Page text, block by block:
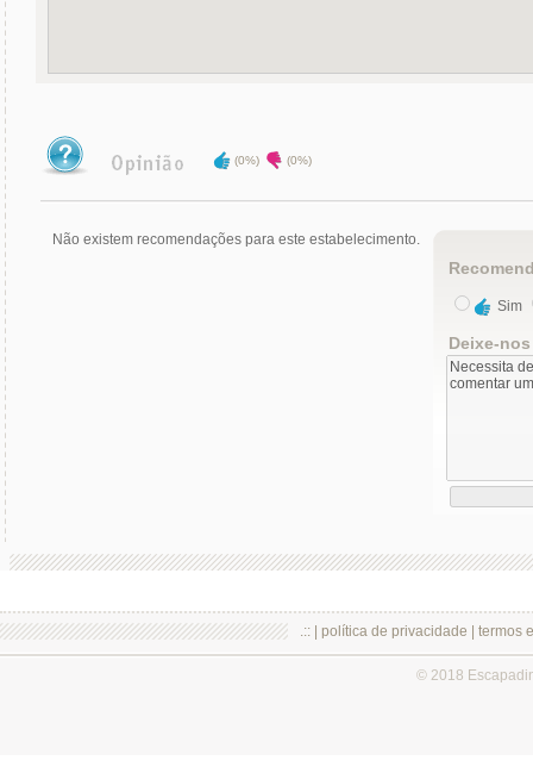
(0%) (0%)
Não existem recomendações para este estabelecimento.
Sim
Deixe-
.:: | política de privacidade termos
© 2018